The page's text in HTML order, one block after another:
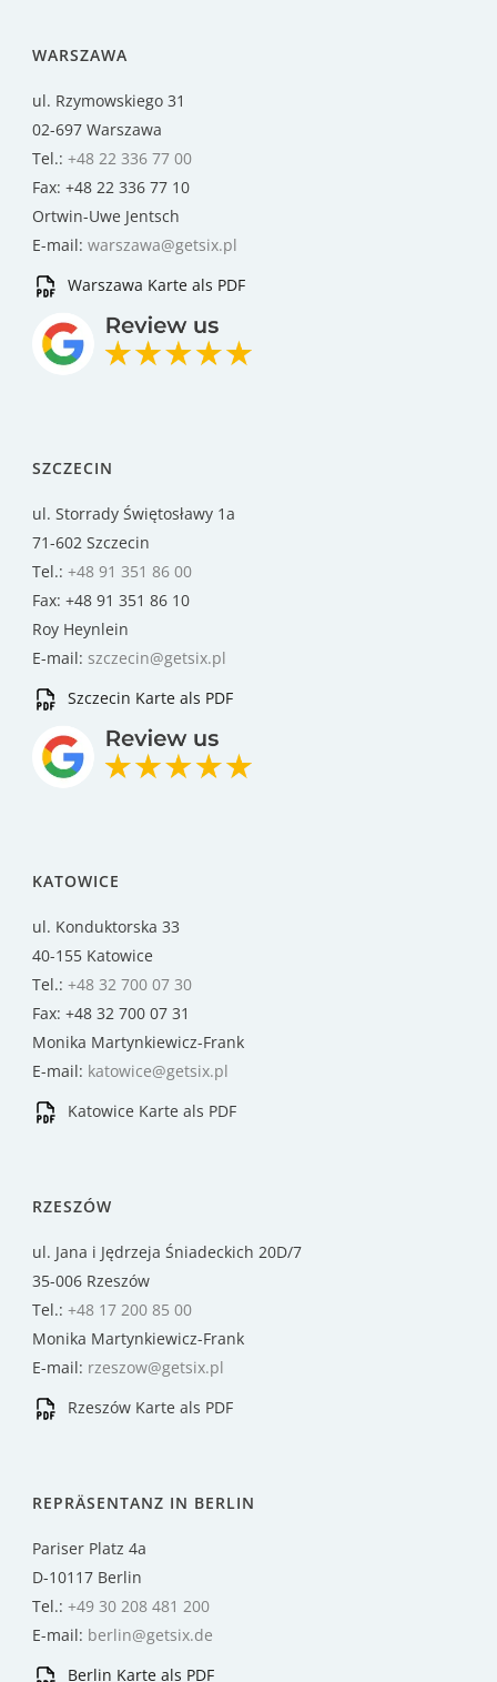
WARSZAWA
ul. Rzymowskiego 31
02-697 Warszawa
Tel.: +48 22 336 77 00
Fax: +48 22 336 77 10
Ortwin-Uwe Jentsch
E-mail: warszawa@getsix.pl
Warszawa Karte als PDF
SZCZECIN
ul. Storrady Świętosławy 1a
71-602 Szczecin
Tel.: +48 91 351 86 00
Fax: +48 91 351 86 10
Roy Heynlein
E-mail: szczecin@getsix.pl
Szczecin Karte als PDF
KATOWICE
ul. Konduktorska 33
40-155 Katowice
Tel.: +48 32 700 07 30
Fax: +48 32 700 07 31
Monika Martynkiewicz-Frank
E-mail: katowice@getsix.pl
Katowice Karte als PDF
RZESZÓW
ul. Jana i Jędrzeja Śniadeckich 20D/7
35-006 Rzeszów
Tel.: +48 17 200 85 00
Monika Martynkiewicz-Frank
E-mail: rzeszow@getsix.pl
Rzeszów Karte als PDF
REPRÄSENTANZ IN BERLIN
Pariser Platz 4a
D-10117 Berlin
Tel.: +49 30 208 481 200
E-mail: berlin@getsix.de
Berlin Karte als PDF